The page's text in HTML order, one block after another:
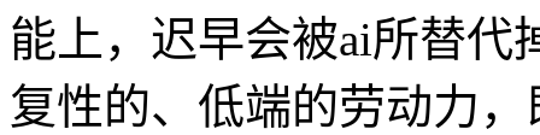
能上，迟早会被ai所替代
复性的、低端的劳动力